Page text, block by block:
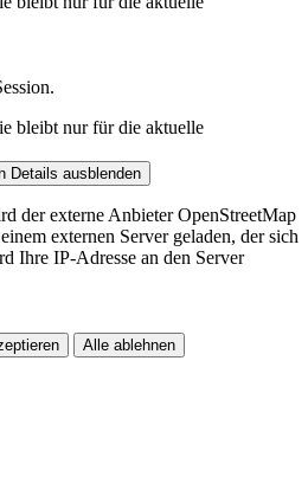
bleibt nur für die aktuelle
Details ausblenden
der externe Anbieter OpenStreetMap
externen Server geladen, der sich
Ihre IP-Adresse an den Server
Alle ablehnen